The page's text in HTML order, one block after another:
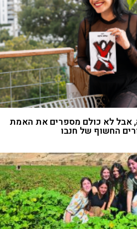
אבל לא כולם מספרים את האמת
החשוף של חנבו